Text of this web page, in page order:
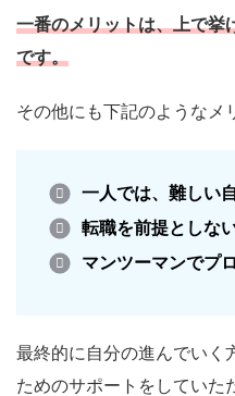
一番のメリットは、上で挙
です。
その他にも下記のようなメ
一人では、難しい
転職を前提としな
マンツーマンでプ
最終的に自分の進んでいく
ためのサポートをしていた